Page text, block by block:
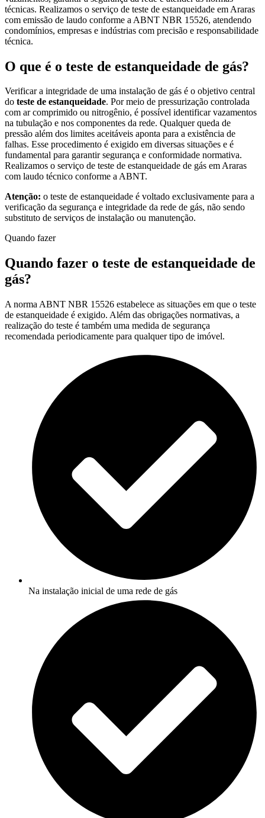
técnicas. Realizamos o serviço de teste de estanqueidade em Araras
com emissão de laudo conforme a ABNT NBR 15526, atendendo
condomínios, empresas e indústrias com precisão e responsabilidade
técnica.
O que é o teste de estanqueidade de gás?
Verificar a integridade de uma instalação de gás é o objetivo central
do teste de estanqueidade. Por meio de pressurização controlada
com ar comprimido ou nitrogênio, é possível identificar vazamentos
na tubulação e nos componentes da rede. Qualquer queda de
pressão além dos limites aceitáveis aponta para a existência de
falhas. Esse procedimento é exigido em diversas situações e é
fundamental para garantir segurança e conformidade normativa.
Realizamos o serviço de teste de estanqueidade de gás em Araras
com laudo técnico conforme a ABNT.
Atenção: o teste de estanqueidade é voltado exclusivamente para a
verificação da segurança e integridade da rede de gás, não sendo
substituto de serviços de instalação ou manutenção.
Quando fazer
Quando fazer o teste de estanqueidade de
gás?
A norma ABNT NBR 15526 estabelece as situações em que o teste
de estanqueidade é exigido. Além das obrigações normativas, a
realização do teste é também uma medida de segurança
recomendada periodicamente para qualquer tipo de imóvel.
Na instalação inicial de uma rede de gás